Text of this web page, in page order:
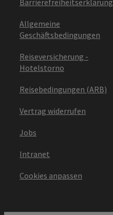
Allgemeine
Geschäftsbedingungen
Reiseversicherung -
Hotelstorno
Reisebedingungen (ARB)
Vertrag widerrufen
Jobs
Intranet
Cookies anpassen